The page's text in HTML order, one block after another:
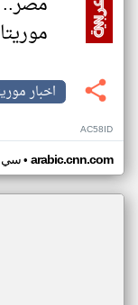
اخبار
AC58ID
سي• arabic.cnn.com